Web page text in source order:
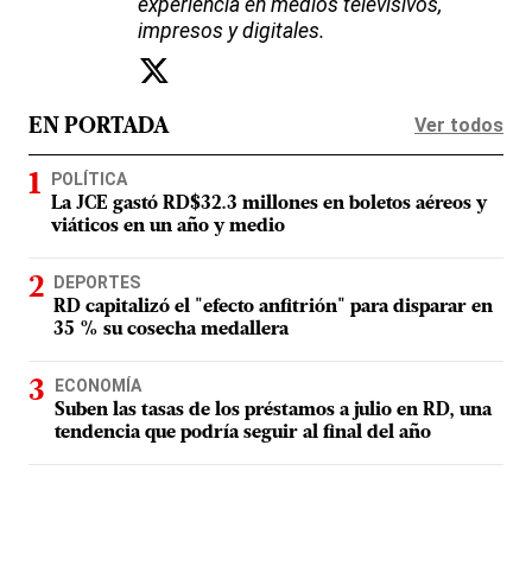
impresos y digitales.
EN PORTADA Ver todos
POLÍTICA
La JCE gastó RD$32.3 millones en boletos aéreos y
viáticos en un año y medio
DEPORTES
RD capitalizó el "efecto anfitrión" para disparar en
35 % su cosecha medallera
ECONOMÍA
Suben las tasas de los préstamos a julio en RD, una
tendencia que podría seguir al final del año